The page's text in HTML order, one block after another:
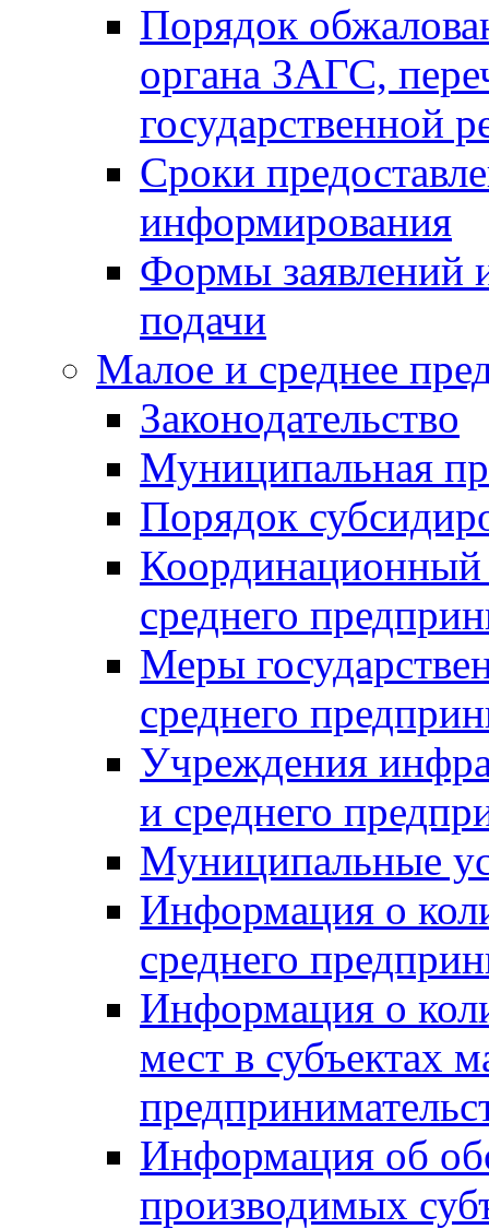
Порядок
органа ЗАГС,
государственной
Сроки
информирования
Формы заявлений
подачи
Малое и среднее
Законодательство
Муниципальная
Порядок
Координационный
среднего
Меры
среднего
Учреждения
и среднего
Муниципальные
Информация о
среднего
Информация о
мест в субъектах
Информация об
производимых